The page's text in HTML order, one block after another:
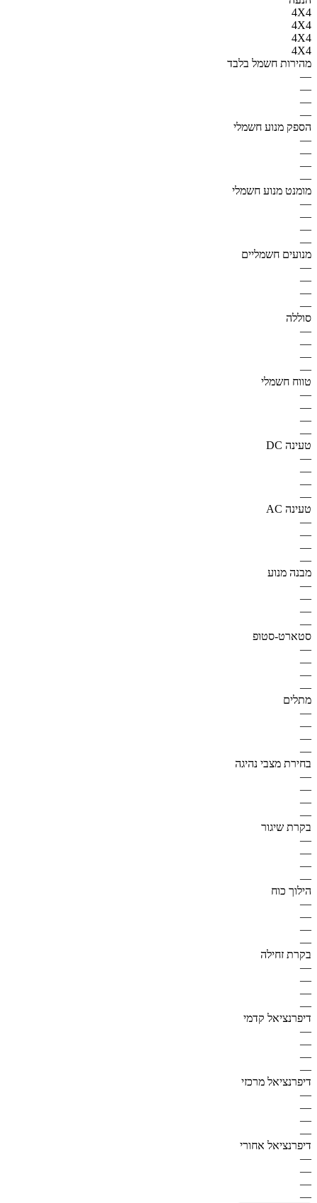
4X4
4X4
4X4
4X4
מהירות חשמל בלבד
—
—
—
—
הספק מנוע חשמלי
—
—
—
—
מומנט מנוע חשמלי
—
—
—
—
מנועים חשמליים
—
—
—
—
סוללה
—
—
—
—
טווח חשמלי
—
—
—
—
טעינה DC
—
—
—
—
טעינה AC
—
—
—
—
מבנה מנוע
—
—
—
—
סטארט-סטופ
—
—
—
—
מתלים
—
—
—
—
בחירת מצבי נהיגה
—
—
—
—
בקרת שיגור
—
—
—
—
הילוך כוח
—
—
—
—
בקרת זחילה
—
—
—
—
דיפרנציאל קדמי
—
—
—
—
דיפרנציאל מרכזי
—
—
—
—
דיפרנציאל אחורי
—
—
—
—